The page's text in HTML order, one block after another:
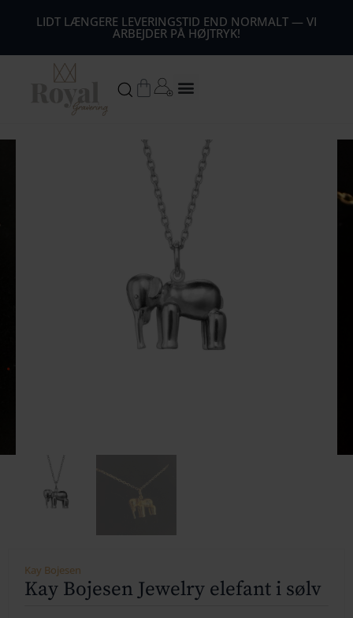
LIDT LÆNGERE LEVERINGSTID END NORMALT — VI
ARBEJDER PÅ HØJTRYK!
Kurv
54
Kay Bojesen
Kay Bojesen Jewelry elefant i sølv